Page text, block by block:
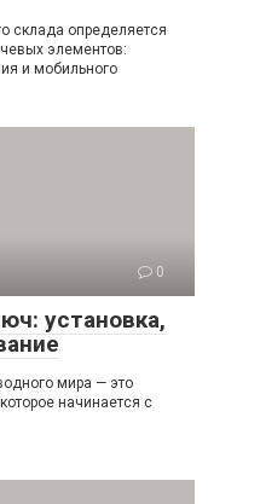
склада определяется
элементов:
и мобильного
0
установка,
мира — это
начинается с